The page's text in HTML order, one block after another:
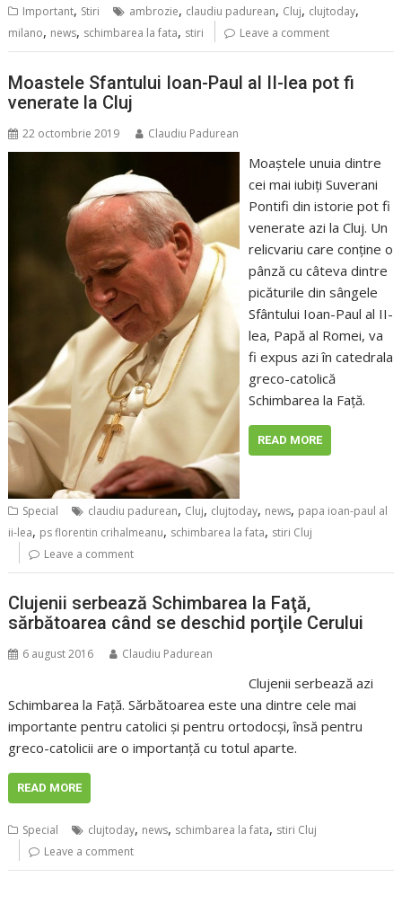
Important, Stiri ambrozie, claudiu padurean, Cluj, clujtoday,
milano, news, schimbarea la fata, stiri Leave a comment
Moastele Sfantului Ioan-Paul al II-lea pot fi
venerate la Cluj
22 octombrie 2019 Claudiu Padurean
Moaştele unuia dintre
cei mai iubiţi Suverani
Pontifi din istorie pot fi
venerate azi la Cluj. Un
relicvariu care conţine o
pânză cu câteva dintre
picăturile din sângele
Sfântului Ioan-Paul al II-
lea, Papă al Romei, va
fi expus azi în catedrala
greco-catolică
Schimbarea la Faţă.
READ MORE
Special claudiu padurean, Cluj, clujtoday, news, papa ioan-paul al
ii-lea, ps florentin crihalmeanu, schimbarea la fata, stiri Cluj
Leave a comment
Clujenii serbează Schimbarea la Faţă,
sărbătoarea când se deschid porţile Cerului
6 august 2016 Claudiu Padurean
Clujenii serbează azi
Schimbarea la Faţă. Sărbătoarea este una dintre cele mai
importante pentru catolici şi pentru ortodocşi, însă pentru
greco-catolicii are o importanţă cu totul aparte.
READ MORE
Special clujtoday, news, schimbarea la fata, stiri Cluj
Leave a comment